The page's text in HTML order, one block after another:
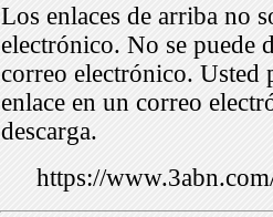
Los enlaces de arriba no
electrónico. No se puede
correo electrónico. Usted
enlace en un correo
descarga.
https://